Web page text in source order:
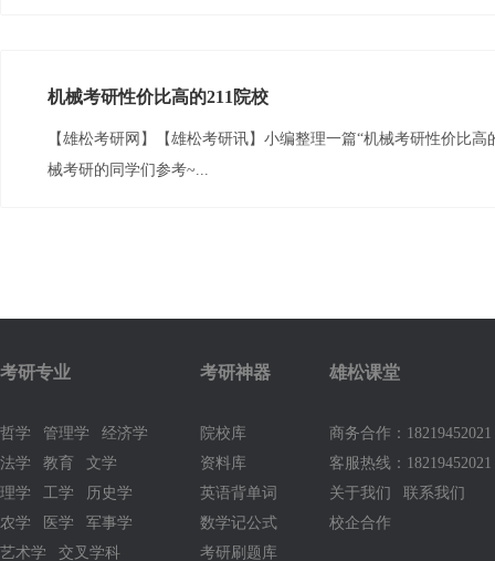
机械考研性价比高的211院校
【雄松考研网】【雄松考研讯】小编整理一篇“机械考研性价比高
械考研的同学们参考~...
考研专业
哲学 管理学
经济学
法学
教育
文学
理学
工学
历史学
农学
医学
军事学
艺术学
交叉学科
考研神器
院校库
资料库
英语背单词
数学记公式
考研刷题库
雄松课堂
商务合作：
客服热线：18219452021
关于我们
联系我们
校企合作